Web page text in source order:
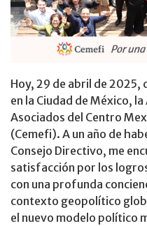
Hoy, 29 de abril de 2025,
en la Ciudad de México,
Asociados del Centro
(Cemefi). A un año de
Consejo Directivo, me
satisfacción por los
con una profunda
contexto geopolítico
el nuevo modelo político